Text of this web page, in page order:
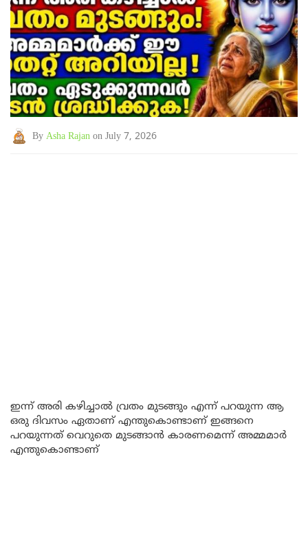
By Asha Rajan on July 7, 2026
ഇന്ന് അരി കഴിച്ചാൽ വ്രതം മുടങ്ങും എന്ന് പറയുന്ന ആ
ഒരു ദിവസം ഏതാണ് എന്തുകൊണ്ടാണ് ഇങ്ങനെ
പറയുന്നത് വെറുതെ മുടങ്ങാൻ കാരണമെന്ന് അമ്മമാർ
എന്തുകൊണ്ടാണ്